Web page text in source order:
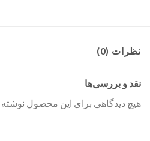
نظرات (0)
نقد و بررسی‌ها
هیچ دیدگاهی برای این محصول